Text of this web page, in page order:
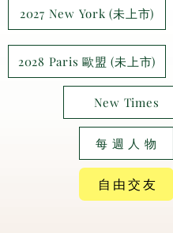
2027 New York (未上市)
2028 Paris 歐盟 (未上市)
New Times
每 週 人 物
自 由 交 友